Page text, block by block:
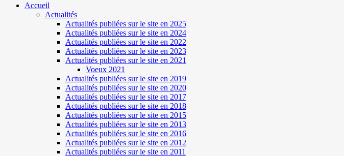
Accueil
Actualités
Actualités publiées sur le site en 2025
Actualités publiées sur le site en 2024
Actualités publiées sur le site en 2022
Actualités publiées sur le site en 2023
Actualités publiées sur le site en 2021
Voeux 2021
Actualités publiées sur le site en 2019
Actualités publiées sur le site en 2020
Actualités publiées sur le site en 2017
Actualités publiées sur le site en 2018
Actualités publiées sur le site en 2015
Actualités publiées sur le site en 2013
Actualités publiées sur le site en 2016
Actualités publiées sur le site en 2012
Actualités publiées sur le site en 2011